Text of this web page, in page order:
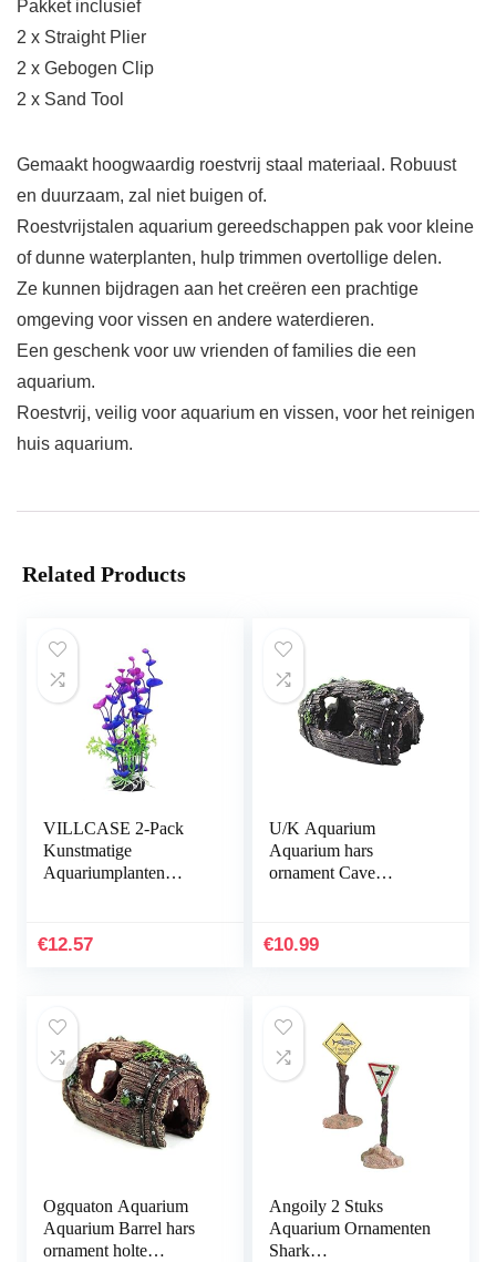
Pakket inclusief
2 x Straight Plier
2 x Gebogen Clip
2 x Sand Tool
Gemaakt hoogwaardig roestvrij staal materiaal. Robuust
en duurzaam, zal niet buigen of.
Roestvrijstalen aquarium gereedschappen pak voor kleine
of dunne waterplanten, hulp trimmen overtollige delen.
Ze kunnen bijdragen aan het creëren een prachtige
omgeving voor vissen en andere waterdieren.
Een geschenk voor uw vrienden of families die een
aquarium.
Roestvrij, veilig voor aquarium en vissen, voor het reinigen
huis aquarium.
Related Products
VILLCASE 2-Pack
Kunstmatige
Aquariumplanten
Inrichting Plastic
€12.57
U/K Aquarium
Aquarium hars
ornament Cave
decor zwart M
€10.99
Ogquaton Aquarium
Aquarium Barrel hars
ornament holte
Angoily 2 Stuks
Aquarium Ornamenten
Shark